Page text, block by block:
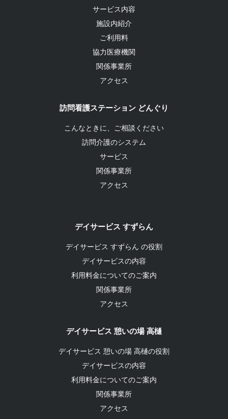
サービス内容
施設内紹介
ご利用料
協力医療機関
関係事業所
アクセス
訪問看護ステーション どんぐり
こんなときに、ご相談ください
訪問介護のシステム
サービス
関係事業所
アクセス
デイサービス すずらん
デイサービス すずらん の役割
デイサービスの内容
利用料金についてのご案内
関係事業所
アクセス
デイサービス 憩いの場 高樋
デイサービス 憩いの場 高樋の役割
デイサービスの内容
利用料金についてのご案内
関係事業所
アクセス